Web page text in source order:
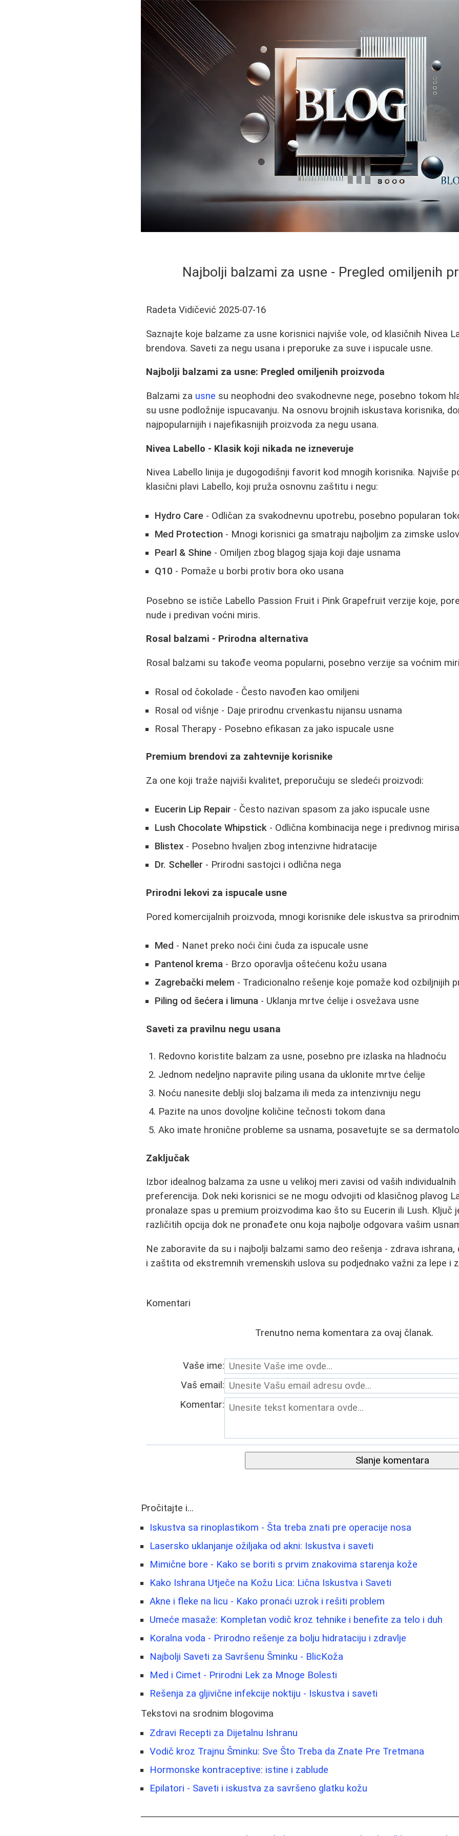
Najbolji balzami za usne - Pregled omiljenih
Radeta Vidičević 2025-07-16
Saznajte koje balzame za usne korisnici najviše vole, od klasičnih Nivea
brendova. Saveti za negu usana i preporuke za suve i ispucale usne.
Najbolji balzami za usne: Pregled omiljenih proizvoda
Balzami za usne su neophodni deo svakodnevne nege, posebno tokom
su usne podložnije ispucavanju. Na osnovu brojnih iskustava korisnika,
najpopularnijih i najefikasnijih proizvoda za negu usana.
Nivea Labello - Klasik koji nikada ne izneveruje
Nivea Labello linija je dugogodišnji favorit kod mnogih korisnika. Najviše
klasični plavi Labello, koji pruža osnovnu zaštitu i negu:
Hydro Care - Odličan za svakodnevnu upotrebu, posebno popularan
Med Protection - Mnogi korisnici ga smatraju najboljim za zimske
Pearl & Shine - Omiljen zbog blagog sjaja koji daje usnama
Q10 - Pomaže u borbi protiv bora oko usana
Posebno se ističe Labello Passion Fruit i Pink Grapefruit verzije koje,
nude i predivan voćni miris.
Rosal balzami - Prirodna alternativa
Rosal balzami su takođe veoma popularni, posebno verzije sa voćnim
Rosal od čokolade - Često navođen kao omiljeni
Rosal od višnje - Daje prirodnu crvenkastu nijansu usnama
Rosal Therapy - Posebno efikasan za jako ispucale usne
Premium brendovi za zahtevnije korisnike
Za one koji traže najviši kvalitet, preporučuju se sledeći proizvodi:
Eucerin Lip Repair - Često nazivan spasom za jako ispucale usne
Lush Chocolate Whipstick - Odlična kombinacija nege i predivnog
Blistex - Posebno hvaljen zbog intenzivne hidratacije
Dr. Scheller - Prirodni sastojci i odlična nega
Prirodni lekovi za ispucale usne
Pored komercijalnih proizvoda, mnogi korisnike dele iskustva sa
Med - Nanet preko noći čini čuda za ispucale usne
Pantenol krema - Brzo oporavlja oštećenu kožu usana
Zagrebački melem - Tradicionalno rešenje koje pomaže kod ozbiljnijih
Piling od šećera i limuna - Uklanja mrtve ćelije i osvežava usne
Saveti za pravilnu negu usana
Redovno koristite balzam za usne, posebno pre izlaska na hladnoću
Jednom nedeljno napravite piling usana da uklonite mrtve ćelije
Noću nanesite deblji sloj balzama ili meda za intenzivniju negu
Pazite na unos dovoljne količine tečnosti tokom dana
Ako imate hronične probleme sa usnama, posavetujte se sa
Zaključak
Izbor idealnog balzama za usne u velikoj meri zavisi od vaših
preferencija. Dok neki korisnici se ne mogu odvojiti od klasičnog plavog
pronalaze spas u premium proizvodima kao što su Eucerin ili Lush. Ključ
različitih opcija dok ne pronađete onu koja najbolje odgovara vašim
Ne zaboravite da su i najbolji balzami samo deo rešenja - zdrava ishrana,
i zaštita od ekstremnih vremenskih uslova su podjednako važni za lepe i
Komentari
Trenutno nema komentara za ovaj članak.
Vaše ime:
Vaš email:
Komentar:
Slanje komentara
Pročitajte i...
Iskustva sa rinoplastikom - Šta treba znati pre operacije nosa
Lasersko uklanjanje ožiljaka od akni: Iskustva i saveti
Mimične bore - Kako se boriti s prvim znakovima starenja kože
Kako Ishrana Utječe na Kožu Lica: Lična Iskustva i Saveti
Akne i fleke na licu - Kako pronaći uzrok i rešiti problem
Umeće masaže: Kompletan vodič kroz tehnike i benefite za telo i duh
Koralna voda - Prirodno rešenje za bolju hidrataciju i zdravlje
Najbolji Saveti za Savršenu Šminku - BlicKoža
Med i Cimet - Prirodni Lek za Mnoge Bolesti
Rešenja za gljivične infekcije noktiju - Iskustva i saveti
Tekstovi na srodnim blogovima
Zdravi Recepti za Dijetalnu Ishranu
Vodič kroz Trajnu Šminku: Sve Što Treba da Znate Pre Tretmana
Hormonske kontraceptive: istine i zablude
Epilatori - Saveti i iskustva za savršeno glatku kožu